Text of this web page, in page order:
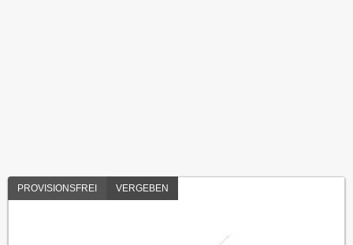
PROVISIONSFREI VERGEBEN